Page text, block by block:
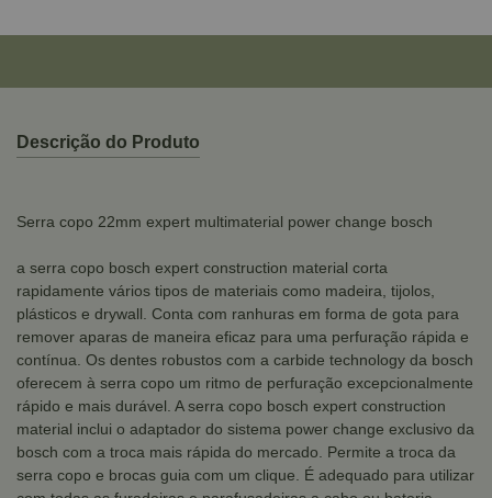
Descrição do Produto
Serra copo 22mm expert multimaterial power change bosch
a serra copo bosch expert construction material corta
rapidamente vários tipos de materiais como madeira, tijolos,
plásticos e drywall. Conta com ranhuras em forma de gota para
remover aparas de maneira eficaz para uma perfuração rápida e
contínua. Os dentes robustos com a carbide technology da bosch
oferecem à serra copo um ritmo de perfuração excepcionalmente
rápido e mais durável. A serra copo bosch expert construction
material inclui o adaptador do sistema power change exclusivo da
bosch com a troca mais rápida do mercado. Permite a troca da
serra copo e brocas guia com um clique. É adequado para utilizar